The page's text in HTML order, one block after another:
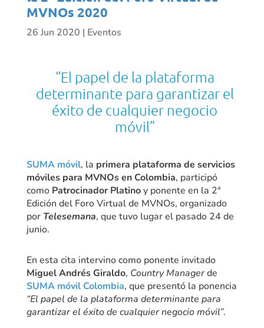
MVNOs 2020
26 Jun 2020 | Eventos
“El papel de la plataforma
determinante para garantizar el
éxito de cualquier negocio
móvil”
SUMA móvil, la primera plataforma de servicios
móviles para MVNOs en Colombia, participó
como Patrocinador Platinoy ponente en la 2ª
Edición del Foro Virtual de MVNOs, organizado
por Telesemana, que tuvo lugar el pasado 24 de
junio.
En esta cita intervino como ponente invitado
Miguel Andrés Giraldo, Country Managerde
SUMA móvil Colombia, que presentó la ponencia
“El papel de la plataforma determinante para
garantizar el éxito de cualquier negocio móvil”.